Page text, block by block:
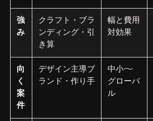
強
み
クラフト・ブラ
ンディング・引
き算
幅と費用
対効果
向
く
案
件
デザイン主導ブ
ランド・作り手
中小〜
グローバ
ル